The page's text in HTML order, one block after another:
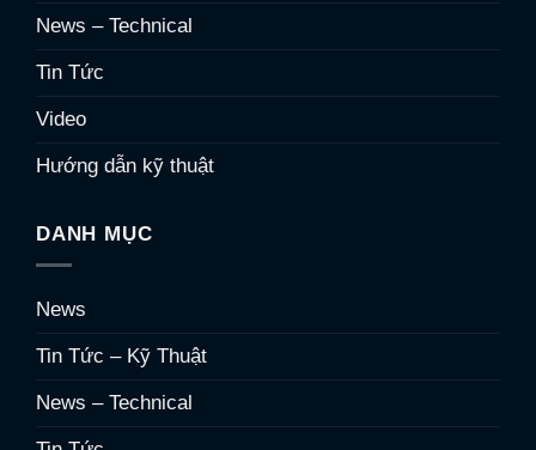
News – Technical
Tin Tức
Video
Hướng dẫn kỹ thuật
DANH MỤC
News
Tin Tức – Kỹ Thuật
News – Technical